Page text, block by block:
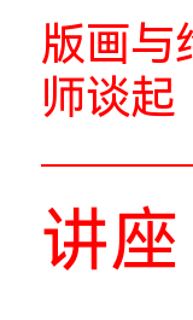
能、
的未来
讲座